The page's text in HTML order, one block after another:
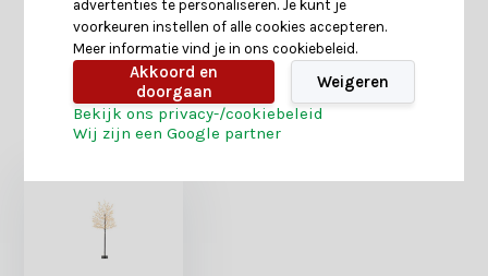
Heb je nog interesse in deze recent bekeken
producten?
advertenties te personaliseren. Je kunt je
voorkeuren instellen of alle cookies accepteren.
Meer informatie vind je in ons cookiebeleid.
Akkoord en
doorgaan
Weigeren
Bekijk ons privacy-/cookiebeleid
Wij zijn een Google partner